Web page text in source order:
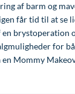
af barm og
får tid til at se
brystoperation
for
en Mommy